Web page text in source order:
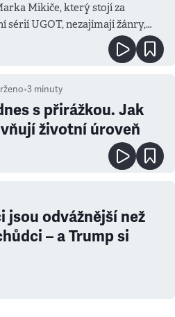
Mikiče, který stojí za
sérií UGOT, nezajímají žánry,
•3 minuty
s přirážkou. Jak
životní úroveň
jsou odvážnější než
– a Trump si